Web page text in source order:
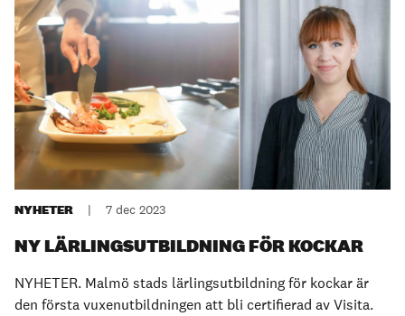
NYHETER | 7 dec 2023
NY LÄRLINGSUTBILDNING FÖR KOCKAR
NYHETER. Malmö stads lärlingsutbildning för kockar är
den första vuxenutbildningen att bli certifierad av Visita.